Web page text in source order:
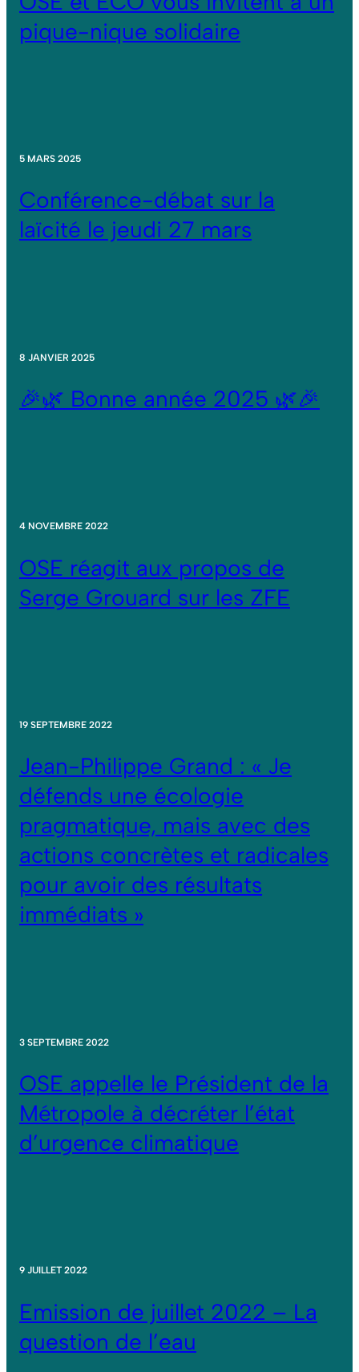
pique-nique solidaire
5 MARS 2025
Conférence-débat sur la
laïcité le jeudi 27 mars
8 JANVIER 2025
🎉🌿 Bonne année 2025 🌿🎉
4 NOVEMBRE 2022
OSE réagit aux propos de
Serge Grouard sur les ZFE
19 SEPTEMBRE 2022
Jean-Philippe Grand : « Je
défends une écologie
pragmatique, mais avec des
actions concrètes et radicales
pour avoir des résultats
immédiats »
3 SEPTEMBRE 2022
OSE appelle le Président de la
Métropole à décréter l’état
d’urgence climatique
9 JUILLET 2022
Emission de juillet 2022 – La
question de l’eau